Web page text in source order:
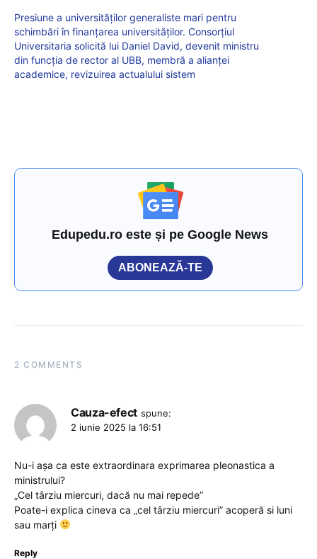
Presiune a universităților generaliste mari pentru
schimbări în finanțarea universităților. Consorțiul
Universitaria solicită lui Daniel David, devenit ministru
din funcția de rector al UBB, membră a alianței
academice, revizuirea actualului sistem
Edupedu.ro este și pe Google News
ABONEAZĂ-TE
2 COMMENTS
Cauza-efect spune:
2 iunie 2025 la 16:51
Nu-i așa ca este extraordinara exprimarea pleonastica a
ministrului?
„Cel târziu miercuri, dacă nu mai repede”
Poate-i explica cineva ca „cel târziu miercuri” acoperă si luni
sau marți
Reply